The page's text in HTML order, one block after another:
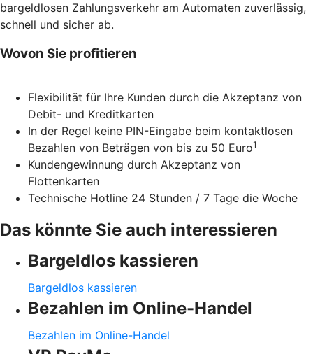
bargeldlosen Zahlungsverkehr am Automaten zuverlässig,
schnell und sicher ab.
Wovon Sie profitieren
Flexibilität für Ihre Kunden durch die Akzeptanz von
Debit- und Kreditkarten
In der Regel keine PIN-Eingabe beim kontaktlosen
Bezahlen von Beträgen von bis zu 50 Euro1
Kundengewinnung durch Akzeptanz von
Flottenkarten
Technische Hotline 24 Stunden / 7 Tage die Woche
Das könnte Sie auch interessieren
Bargeldlos kassieren
Bargeldlos kassieren
Bezahlen im Online-Handel
Bezahlen im Online-Handel